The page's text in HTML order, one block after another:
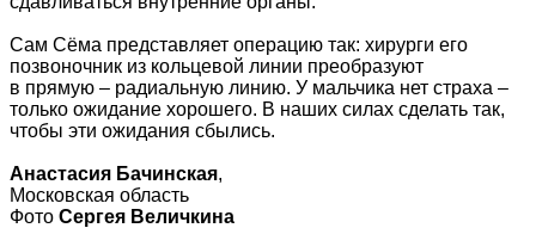
Сам Сёма представляет операцию так: хирурги его
позвоночник из кольцевой линии преобразуют
в прямую – радиальную линию. У мальчика нет страха –
только ожидание хорошего. В наших силах сделать так,
чтобы эти ожидания сбылись.
Анастасия Бачинская,
Московская область
Фото Сергея Величкина